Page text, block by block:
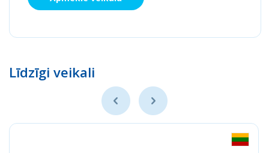
Līdzīgi veikali